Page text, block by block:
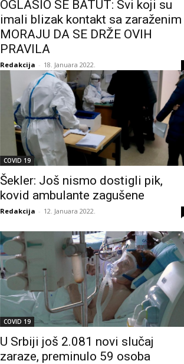
OGLASIO SE BATUT: Svi koji su
imali blizak kontakt sa zaraženim
MORAJU DA SE DRŽE OVIH
PRAVILA
Redakcija - 18. Januara 2022.
COVID 19
Šekler: Još nismo dostigli pik,
kovid ambulante zagušene
Redakcija - 12. Januara 2022.
COVID 19
U Srbiji još 2.081 novi slučaj
zaraze, preminulo 59 osoba